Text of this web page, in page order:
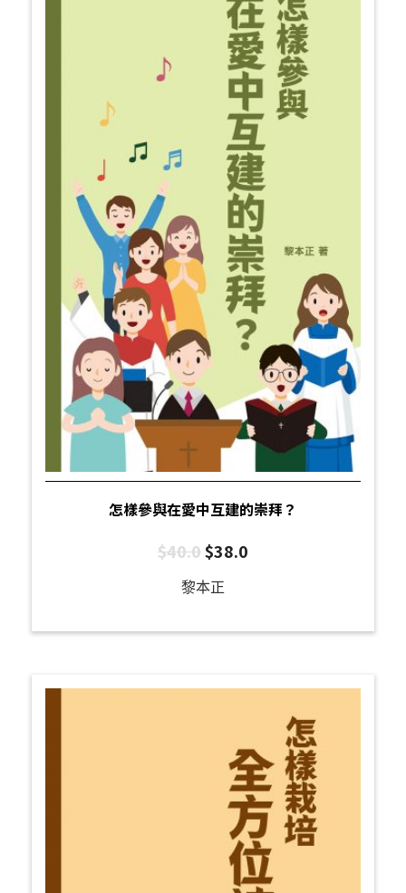
怎樣參與在愛中互建的崇拜？
$40.0$38.0
黎本正